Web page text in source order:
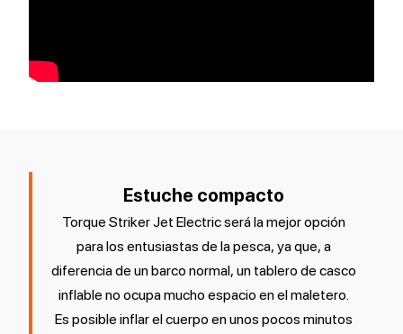
Estuche compacto
Torque Striker Jet Electric será la mejor opción
para los entusiastas de la pesca, ya que, a
diferencia de un barco normal, un tablero de casco
inflable no ocupa mucho espacio en el maletero.
Es posible inflar el cuerpo en unos pocos minutos